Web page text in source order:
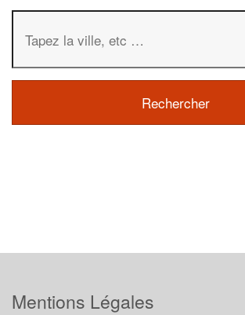
Mentions Légales